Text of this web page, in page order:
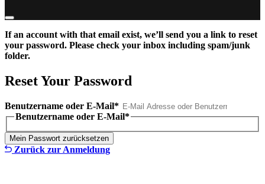
If an account with that email exist, we’ll send you a link to reset
your password. Please check your inbox including spam/junk
folder.
Reset Your Password
Benutzername oder E-Mail*
Benutzername oder E-Mail*
Zurück zur Anmeldung